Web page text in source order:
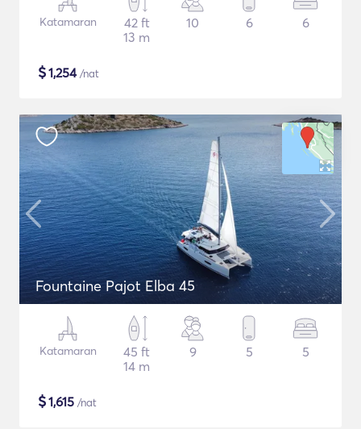
Katamaran
42 ft
13 m
10 6 6
$1,254/nat
Fountaine Pajot Elba 45
Katamaran
45 ft
14 m
9 5 5
$1,615 /nat